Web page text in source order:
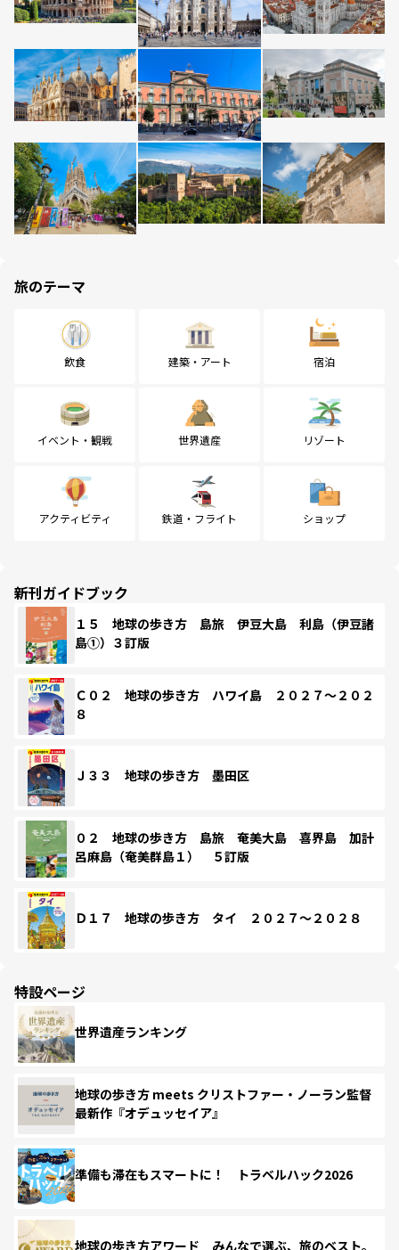
旅のテーマ
飲食 建築・アート 宿泊
イベント・観戦 世界遺産 リゾート
アクティビティ 鉄道・フライト ショップ
新刊ガイドブック
１５ 地球の歩き方 島旅 伊豆大島 利島（伊豆諸
島①）３訂版
Ｃ０２ 地球の歩き方 ハワイ島 ２０２７～２０２
８
Ｊ３３ 地球の歩き方 墨田区
０２ 地球の歩き方 島旅 奄美大島 喜界島 加計
呂麻島（奄美群島１） ５訂版
Ｄ１７ 地球の歩き方 タイ ２０２７～２０２８
特設ページ
世界遺産ランキング
地球の歩き方 meets クリストファー・ノーラン監督
最新作『オデュッセイア』
準備も滞在もスマートに！ トラベルハック2026
地球の歩き方アワード みんなで選ぶ、旅のベスト。